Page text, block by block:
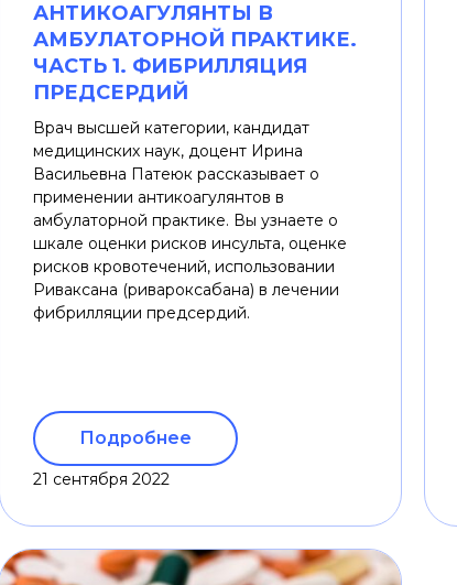
АНТИКОАГУЛЯНТЫ В
АМБУЛАТОРНОЙ ПРАКТИКЕ.
ЧАСТЬ 1. ФИБРИЛЛЯЦИЯ
ПРЕДСЕРДИЙ
Врач высшей категории, кандидат
медицинских наук, доцент Ирина
Васильевна Патеюк рассказывает о
применении антикоагулянтов в
амбулаторной практике. Вы узнаете о
шкале оценки рисков инсульта, оценке
рисков кровотечений, использовании
Риваксана (ривароксабана) в лечении
фибрилляции предсердий.
Подробнее
21 сентября 2022